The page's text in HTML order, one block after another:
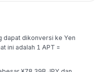
dapat dikonversi ke Yen
ini adalah 1 APT =